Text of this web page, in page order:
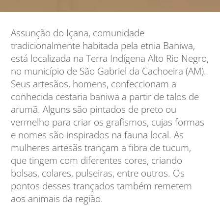
Assunção do Içana, comunidade
tradicionalmente habitada pela etnia Baniwa,
está localizada na Terra Indígena Alto Rio Negro,
no município de São Gabriel da Cachoeira (AM).
Seus artesãos, homens, confeccionam a
conhecida cestaria baniwa a partir de talos de
arumã. Alguns são pintados de preto ou
vermelho para criar os grafismos, cujas formas
e nomes são inspirados na fauna local. As
mulheres artesãs trançam a fibra de tucum,
que tingem com diferentes cores, criando
bolsas, colares, pulseiras, entre outros. Os
pontos desses trançados também remetem
aos animais da região.